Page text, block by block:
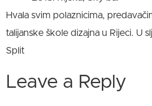
Hvala svim polaznicima,
talijanske škole dizajna u Rijeci. U
Split
Leave a Reply